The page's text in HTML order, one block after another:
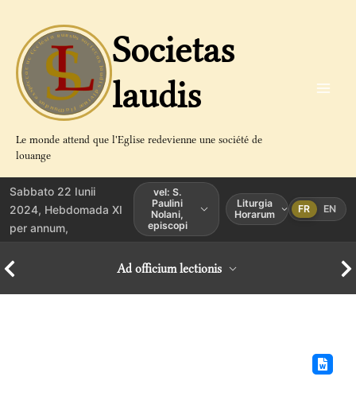
contenu
Societas
laudis
Le monde attend que l'Eglise redevienne une société de
louange
Sabbato 22 Iunii
2024, Hebdomada XI
per annum,
vel: S.
Paulini
Nolani,
episcopi
Liturgia
Horarum
FR EN
Ad officium lectionis